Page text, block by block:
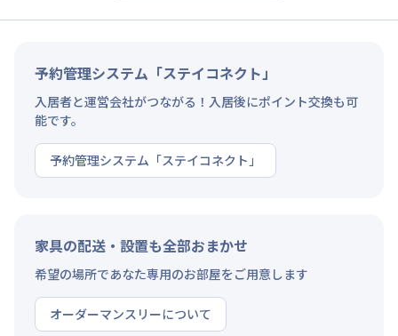
予約管理システム「ステイコネクト」
入居者と運営会社がつながる！入居後にポイント交換も可
能です。
予約管理システム「ステイコネクト」
家具の配送・設置も全部おまかせ
希望の場所であなた専用のお部屋をご用意します
オーダーマンスリーについて